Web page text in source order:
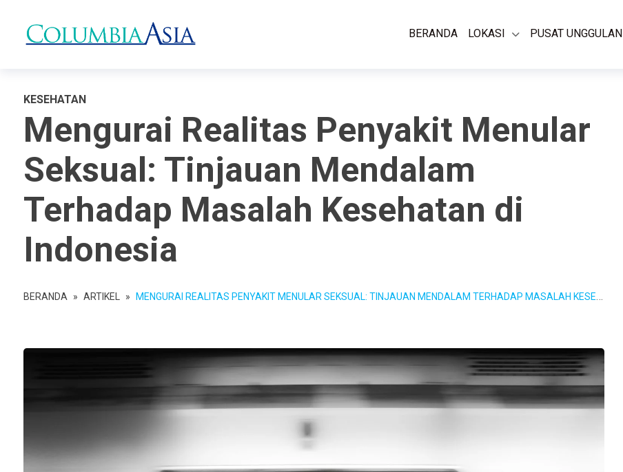
BERANDA LOKASI PUSAT UNGGULAN
KESEHATAN
Mengurai Realitas Penyakit Menular
Seksual: Tinjauan Mendalam
Terhadap Masalah Kesehatan di
Indonesia
BERANDA » ARTIKEL » MENGURAI REALITAS PENYAKIT MENULAR SEKSUAL: TINJAUAN MENDALAM TERHADAP MASALAH KESEHATAN DI INDONESIA